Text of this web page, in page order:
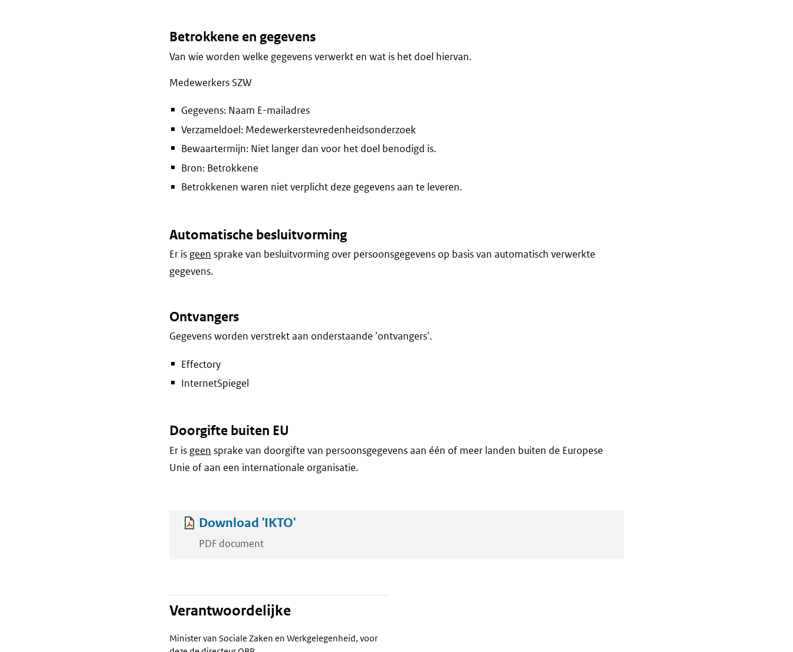
Betrokkene en gegevens
Van wie worden welke gegevens verwerkt en wat is het doel hiervan.
Medewerkers SZW
Gegevens: Naam E-mailadres
Verzameldoel: Medewerkerstevredenheidsonderzoek
Bewaartermijn: Niet langer dan voor het doel benodigd is.
Bron: Betrokkene
Betrokkenen waren niet verplicht deze gegevens aan te leveren.
Automatische besluitvorming
Er is geen sprake van besluitvorming over persoonsgegevens op basis van automatisch verwerkte
gegevens.
Ontvangers
Gegevens worden verstrekt aan onderstaande 'ontvangers'.
Effectory
InternetSpiegel
Doorgifte buiten EU
Er is geen sprake van doorgifte van persoonsgegevens aan één of meer landen buiten de Europese
Unie of aan een internationale organisatie.
Download 'IKTO'
PDF document
Verantwoordelijke
Minister van Sociale Zaken en Werkgelegenheid, voor